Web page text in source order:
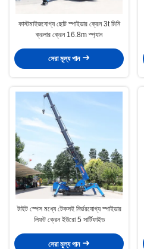
কাস্টমাইজযোগ্য ছোট স্পাইডার ক্রেন 3t মিনি
ক্রলার ক্রেন 16.8m স্প্যান
সেরা মূল্য পান
টাইট স্পেস মধ্যে টেকসই নির্ভরযোগ্য স্পাইডার
লিফট ক্রেন ইউরো 5 সার্টিফাইড
সেরা মূল্য পান